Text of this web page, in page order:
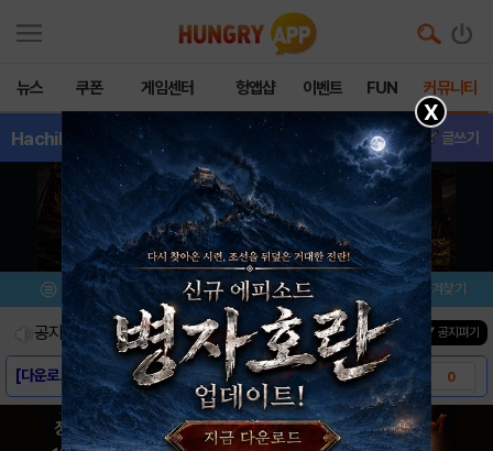
뉴스 쿠폰 게임센터 헝앱샵 이벤트 FUN 커뮤니티
HachiHachi - 게임버그 글쓰기
메뉴 이벤트/미션 설치/평가 즐겨찾기
공지사항 진행중인 이벤트0건 ▼ 공지펴기
[다운로드 링크] Hachi Hachi 0
[스크린샷] Hachi Hachi 0
[게임소개] Hachi Hachi
X